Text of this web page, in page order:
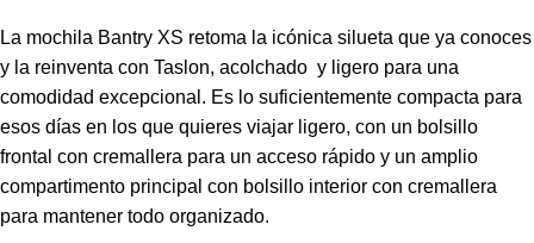
La mochila Bantry XS retoma la icónica silueta que ya conoces
y la reinventa con Taslon, acolchado y ligero para una
comodidad excepcional. Es lo suficientemente compacta para
esos días en los que quieres viajar ligero, con un bolsillo
frontal con cremallera para un acceso rápido y un amplio
compartimento principal con bolsillo interior con cremallera
para mantener todo organizado.